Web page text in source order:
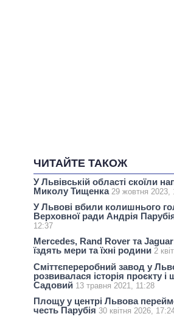
ЧИТАЙТЕ ТАКОЖ
У Львівській області скоїли
Миколу Тищенка 29 жовтня 2023,
У Львові вбили колишнього
Верховної ради Андрія
12:37
Mercedes, Rand Rover та
їздять мери та їхні родини 2
Сміттєпереробний завод у
розвивалася історія проєкту і
Садовий 13 травня 2021, 11:28
Площу у центрі Львова
честь Парубія 30 квітня 2026,